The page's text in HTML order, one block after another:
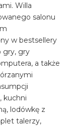
Willa
salonu
w bestsellery
gry, gry
a także
kuchni
lodówkę z
talerzy,